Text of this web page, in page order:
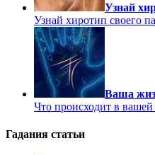
Узнай
Узнай хиротип своего
Ваша
Что происходит в
Гадания статьи